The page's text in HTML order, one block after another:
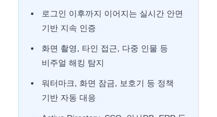
로그인 이후까지 이어지는 실시간 안면
기반 지속 인증
화면 촬영, 타인 접근, 다중 인물 등
비주얼 해킹 탐지
워터마크, 화면 잠금, 보호기 등 정책
기반 자동 대응